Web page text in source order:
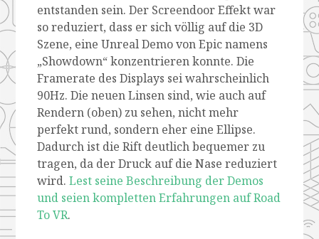
entstanden sein. Der Screendoor Effekt war
so reduziert, dass er sich völlig auf die 3D
Szene, eine Unreal Demo von Epic namens
„Showdown“ konzentrieren konnte. Die
Framerate des Displays sei wahrscheinlich
90Hz. Die neuen Linsen sind, wie auch auf
Rendern (oben) zu sehen, nicht mehr
perfekt rund, sondern eher eine Ellipse.
Dadurch ist die Rift deutlich bequemer zu
tragen, da der Druck auf die Nase reduziert
wird.Lest seine Beschreibung der Demos
und seien kompletten Erfahrungen auf Road
To VR.